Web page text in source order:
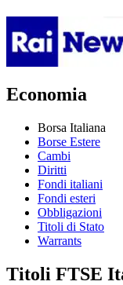
Economia
Borsa Italiana
Borse Estere
Cambi
Diritti
Fondi italiani
Fondi esteri
Obbligazioni
Titoli di Stato
Warrants
Titoli FTSE